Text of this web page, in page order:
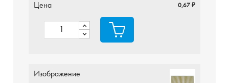
Цена 0,67 ₽
Изображение